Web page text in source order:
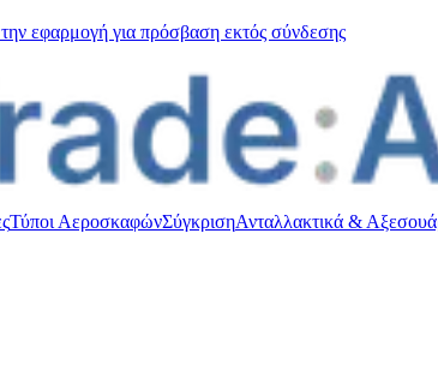
εφαρμογή για πρόσβαση εκτός σύνδεσης
Τύποι ΑεροσκαφώνΣύγκρισηΑνταλλακτικά &